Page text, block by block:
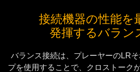
接続機器の性能を
発揮するバラン
バランス接続は、プレーヤーのLR
プを使用することで、クロストーク